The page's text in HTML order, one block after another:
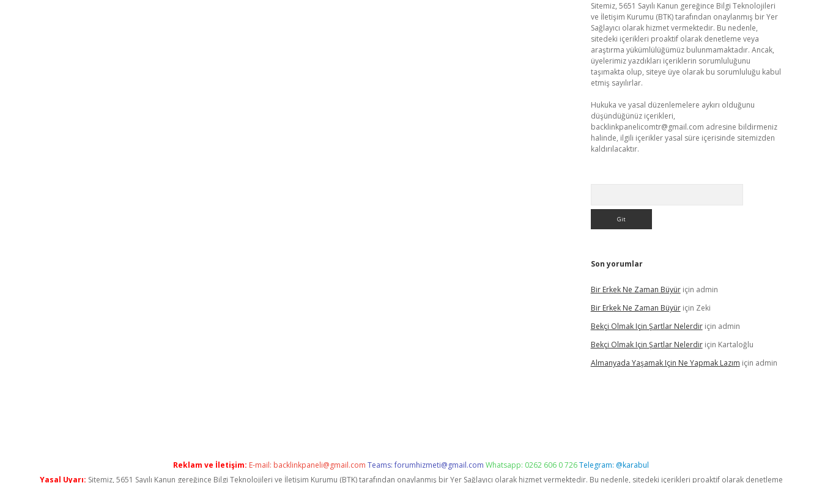
Sitemiz, 5651 Sayılı Kanun gereğince Bilgi Teknolojileri
ve İletişim Kurumu (BTK) tarafından onaylanmış bir Yer
Sağlayıcı olarak hizmet vermektedir. Bu nedenle,
sitedeki içerikleri proaktif olarak denetleme veya
araştırma yükümlülüğümüz bulunmamaktadır. Ancak,
üyelerimiz yazdıkları içeriklerin sorumluluğunu
taşımakta olup, siteye üye olarak bu sorumluluğu kabul
etmiş sayılırlar.
Hukuka ve yasal düzenlemelere aykırı olduğunu
düşündüğünüz içerikleri,
backlinkpanelicomtr@gmail.com adresine bildirmeniz
halinde, ilgili içerikler yasal süre içerisinde sitemizden
kaldırılacaktır.
Son yorumlar
Bir Erkek Ne Zaman Büyüriçin admin
Bir Erkek Ne Zaman Büyüriçin Zeki
Bekçi Olmak Için Şartlar Nelerdiriçin admin
Bekçi Olmak Için Şartlar Nelerdiriçin Kartaloğlu
Almanyada Yaşamak Için Ne Yapmak Lazım için admin
Reklam ve İletişim: E-mail: backlinkpaneli@gmail.com Teams:forumhizmeti@gmail.com Whatsapp: 0262 606 0 726Telegram: @karabul
Yasal Uyarı: Sitemiz, 5651 Sayılı Kanun gereğince Bilgi Teknolojileri ve İletişim Kurumu (BTK) tarafından onaylanmış bir Yer Sağlayıcı olarak hizmet vermektedir. Bu nedenle, sitedeki içerikleri proaktif olarak denetleme